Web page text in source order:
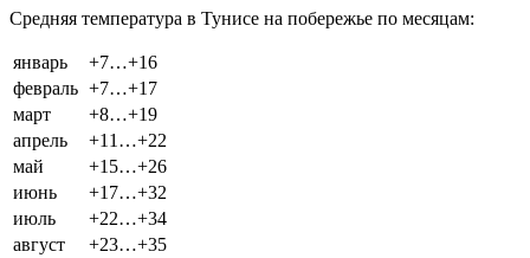
Средняя температура в Тунисе на побережье по месяцам:
январь
+7…+16
февраль +7…+17
март
+8…+19
апрель
+11…+22
май
+15…+26
июнь
+17…+32
июль
+22…+34
август
+23…+35